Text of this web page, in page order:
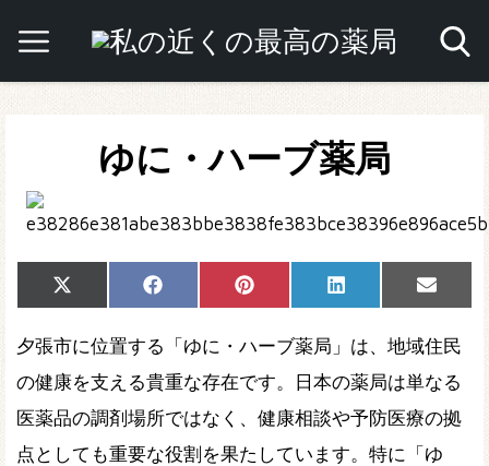
ゆに・ハーブ薬局
Share
on
X
(Twitter)
Share
on
Facebook Share
on
Pinterest Share
on
LinkedIn
Share
on
Email
夕張市に位置する「ゆに・ハーブ薬局」は、地域住民
の健康を支える貴重な存在です。日本の薬局は単なる
医薬品の調剤場所ではなく、健康相談や予防医療の拠
点としても重要な役割を果たしています。特に「ゆ